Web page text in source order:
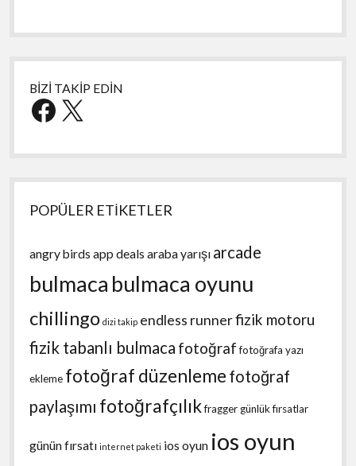
BİZİ TAKİP EDİN
Facebook
X
POPÜLER ETİKETLER
angry birds app deals araba yarışı arcade
bulmaca bulmaca oyunu
chillingo dizi takip endless runnerfizik motoru
fizik tabanlı bulmaca fotoğraf fotoğrafa yazı
ekleme fotoğraf düzenleme fotoğraf
paylaşımı fotoğrafçılıkfraggergünlük fırsatlar
günün fırsatı internet paketi ios oyun ios oyun